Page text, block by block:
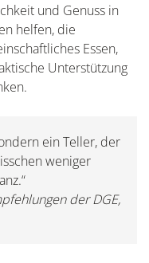
und Genuss in
helfen, die
Essen,
Unterstützung
ein Teller, der
weniger
der DGE,